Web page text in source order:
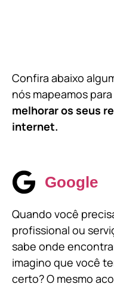
Confira abaixo
nós mapeamos
melhorar os seus
internet.
Google
Quando você
profissional ou
sabe onde
imagino que você
certo? O mesmo